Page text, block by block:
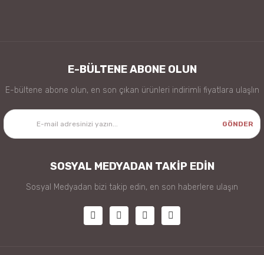
E-BÜLTENE ABONE OLUN
E-bültene abone olun, en son çıkan ürünleri indirimli fiyatlara ulaşlın
GÖNDER
SOSYAL MEDYADAN TAKİP EDİN
Sosyal Medyadan bizi takip edin, en son haberlere ulaşın